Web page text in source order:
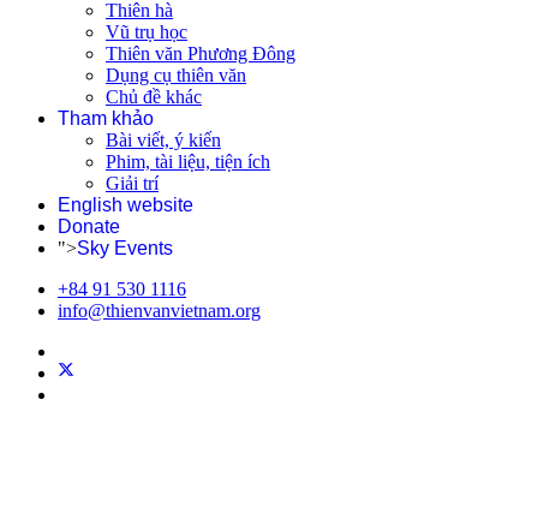
Thiên hà
Vũ trụ học
Thiên văn Phương Đông
Dụng cụ thiên văn
Chủ đề khác
Tham khảo
Bài viết, ý kiến
Phim, tài liệu, tiện ích
Giải trí
English website
Donate
">Sky Events
+84 91 530 1116
info@thienvanvietnam.org